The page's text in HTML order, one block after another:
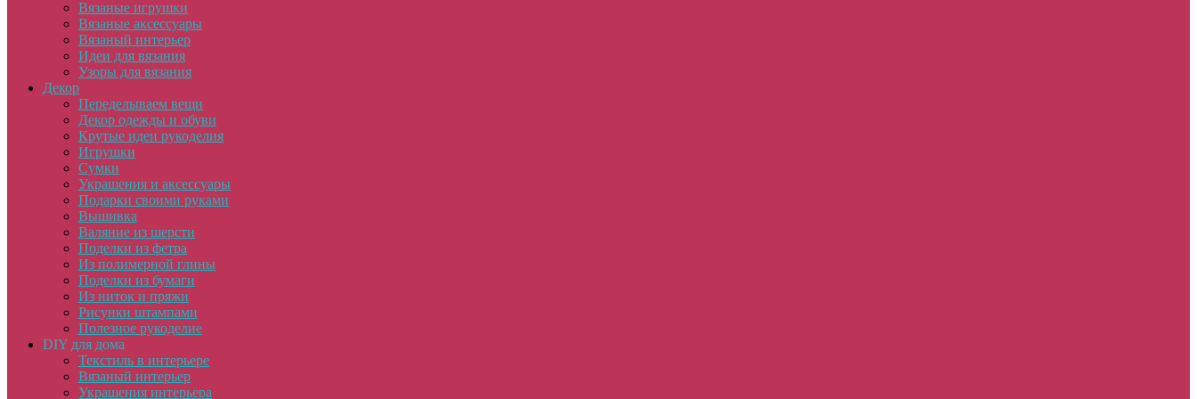
Вязаные игрушки
Вязаные аксессуары
Вязаный интерьер
Идеи для вязания
Узоры для вязания
Декор
Переделываем вещи
Декор одежды и обуви
Крутые идеи рукоделия
Игрушки
Сумки
Украшения и аксессуары
Подарки своими руками
Вышивка
Валяние из шерсти
Поделки из фетра
Из полимерной глины
Поделки из бумаги
Из ниток и пряжи
Рисунки штампами
Полезное рукоделие
DIY для дома
Текстиль в интерьере
Вязаный интерьер
Украшения интерьера